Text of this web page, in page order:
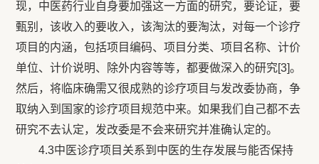
现，中医药行业自身要加强这一方面的研究，要论证，要
甄别，该收入的要收入，该淘汰的要淘汰，对每一个诊疗
项目的内涵，包括项目编码、项目分类、项目名称、计价
单位、计价说明、除外内容等等，都要做深入的研究[3]。
然后，将临床确需又很成熟的诊疗项目与发改委协商，争
取纳入到国家的诊疗项目规范中来。如果我们自己都不去
研究不去认定，发改委是不会来研究并准确认定的。
4.3中医诊疗项目关系到中医的生存发展与能否保持